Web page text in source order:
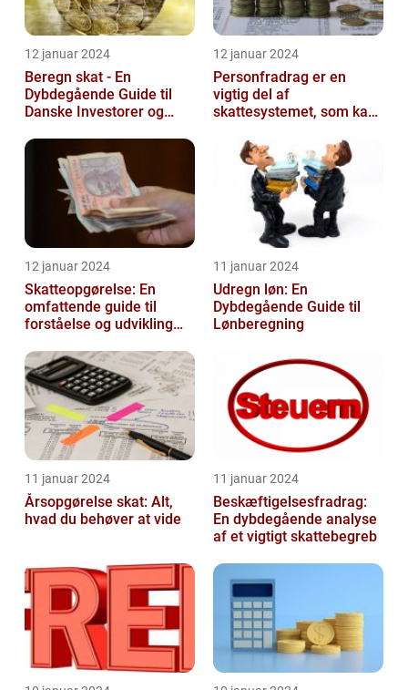
12 januar 2024
Beregn skat - En
Dybdegående Guide til
Danske Investorer og
12 januar 2024
Personfradrag er en
vigtig del af
skattesystemet, som kan
den enkelte person...
12 januar 2024
Skatteopgørelse: En
omfattende guide til
forståelse og udvikling
11 januar 2024
Udregn løn: En
Dybdegående Guide til
Lønberegning
11 januar 2024
Årsopgørelse skat: Alt,
hvad du behøver at vide
11 januar 2024
Beskæftigelsesfradrag:
En dybdegående analyse
af et vigtigt skattebegreb